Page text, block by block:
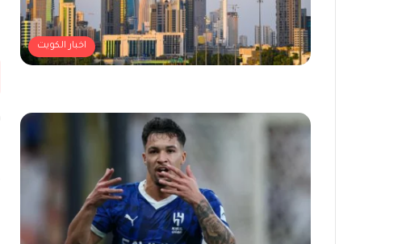
اخبار الكويت